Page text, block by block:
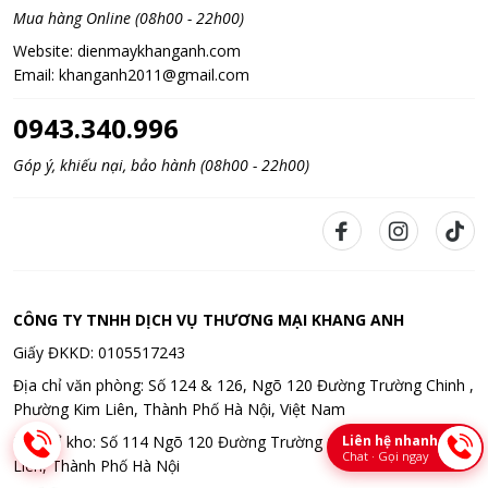
Mua hàng Online (08h00 - 22h00)
Website: dienmaykhanganh.com
Email: khanganh2011@gmail.com
0943.340.996
Góp ý, khiếu nại, bảo hành (08h00 - 22h00)
CÔNG TY TNHH DỊCH VỤ THƯƠNG MẠI KHANG ANH
Giấy ĐKKD: 0105517243
Địa chỉ văn phòng: Số 124 & 126, Ngõ 120 Đường Trường Chinh ,
Phường Kim Liên, Thành Phố Hà Nội, Việt Nam
Địa chỉ kho: Số 114 Ngõ 120 Đường Trường Chinh , Phường Kim
Liên, Thành Phố Hà Nội
Liên hệ nhanh
Chat · Gọi ngay